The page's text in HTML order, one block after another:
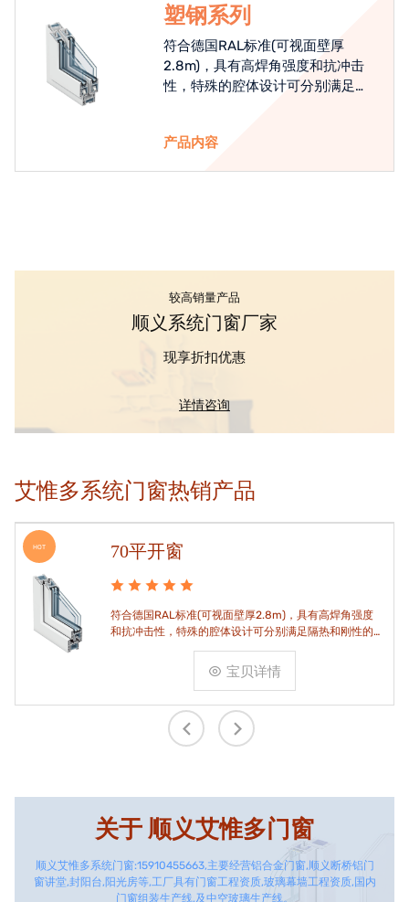
塑钢系列
符合德国RAL标准(可视面壁厚
2.8m)，具有高焊角强度和抗冲击
性，特殊的腔体设计可分别满足隔
产品内容
较高销量产品
顺义系统门窗厂家
现享折扣优惠
详情咨询
艾惟多系统门窗热销产品
HOT 70平开窗
符合德国RAL标准(可视面壁厚2.8m)，具有高焊角强度
和抗冲击性，特殊的腔体设计可分别满足隔热和刚性的
宝贝详情
关于 顺义艾惟多门窗
顺义艾惟多系统门窗:15910455663,主要经营铝合金门窗,顺义断桥铝门
窗讲堂,封阳台,阳光房等,工厂具有门窗工程资质,玻璃幕墙工程资质,国内
门窗组装生产线,及中空玻璃生产线。